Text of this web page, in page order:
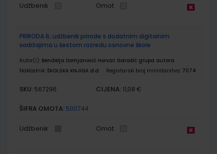
Udžbenik Omot
PRIRODA 6; udžbenik prirode s dodatnim digitalnim
sadržajima u šestom razredu osnovne škole
Autor(i): Bendelja Domjanović Horvat Garašić grupa autora
Nakladnik: ŠKOLSKA KNJIGA d.d. Registarski broj ministarstva: 7074
SKU: 567296 CIJENA: 11,08 €
ŠIFRA OMOTA: 500744
Udžbenik Omot